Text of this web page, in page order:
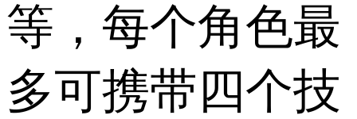
等，每个角色最
多可携带四个技